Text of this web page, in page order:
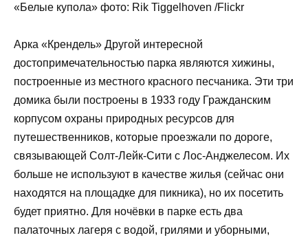
«Белые купола» фото: Rik Tiggelhoven /Flickr
Арка «Крендель» Другой интересной
достопримечательностью парка являются хижины,
построенные из местного красного песчаника. Эти три
домика были построены в 1933 году Гражданским
корпусом охраны природных ресурсов для
путешественников, которые проезжали по дороге,
связывающей Солт-Лейк-Сити с Лос-Анджелесом. Их
больше не используют в качестве жилья (сейчас они
находятся на площадке для пикника), но их посетить
будет приятно. Для ночёвки в парке есть два
палаточных лагеря с водой, грилями и уборными,